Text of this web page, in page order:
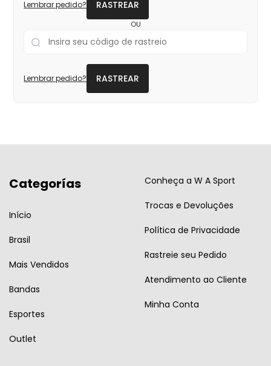
Lembrar pedido? RASTREAR
OU
Lembrar pedido? RASTREAR
Categorías
Início
Brasil
Mais Vendidos
Bandas
Esportes
Outlet
Conheça a W A Sport
Trocas e Devoluções
Política de Privacidade
Rastreie seu Pedido
Atendimento ao Cliente
Minha Conta